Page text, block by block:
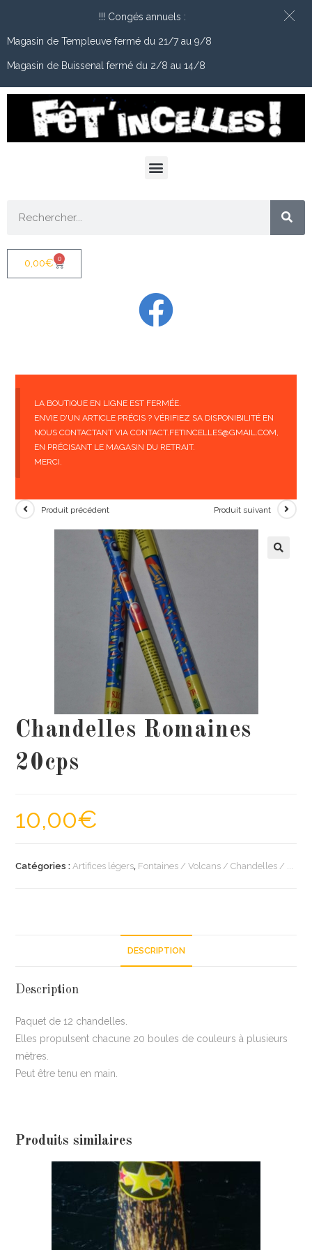
0,00€ 0
LA BOUTIQUE EN LIGNE EST FERMÉE.
ENVIE D'UN ARTICLE PRÉCIS ? VÉRIFIEZ SA DISPONIBILITÉ EN
NOUS CONTACTANT VIA CONTACT.FETINCELLES@GMAIL.COM,
EN PRÉCISANT LE MAGASIN DU RETRAIT.
MERCI.
Produit précédent Produit suivant
Chandelles Romaines
20cps
10,00€
Catégories :Artifices légers, Fontaines / Volcans / Chandelles / ...
DESCRIPTION
Description
Paquet de 12 chandelles.
Elles propulsent chacune 20 boules de couleurs à plusieurs
mètres.
Peut être tenu en main.
Produits similaires
!!! Congés annuels :
Magasin de Templeuve fermé du 21/7 au 9/8
Magasin de Buissenal fermé du 2/8 au 14/8